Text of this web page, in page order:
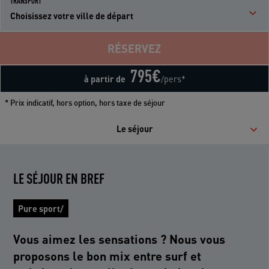
Choisissez votre ville de départ
à partir de 795€/pers*
RÉSERVEZ
* Prix indicatif, hors option, hors taxe de séjour
Le séjour
LE SÉJOUR EN BREF
Pure sport/
Vous aimez les sensations ? Nous vous
proposons le bon mix entre surf et